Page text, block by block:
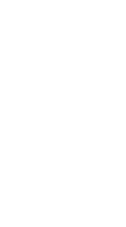
Profi-